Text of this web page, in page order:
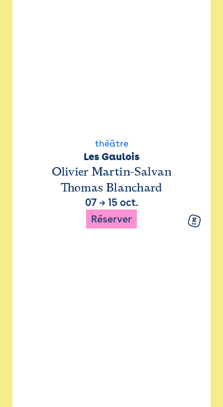
théâtre
Les Gaulois
Olivier Martin-Salvan
Thomas Blanchard
07→ 15 oct.
Réserver